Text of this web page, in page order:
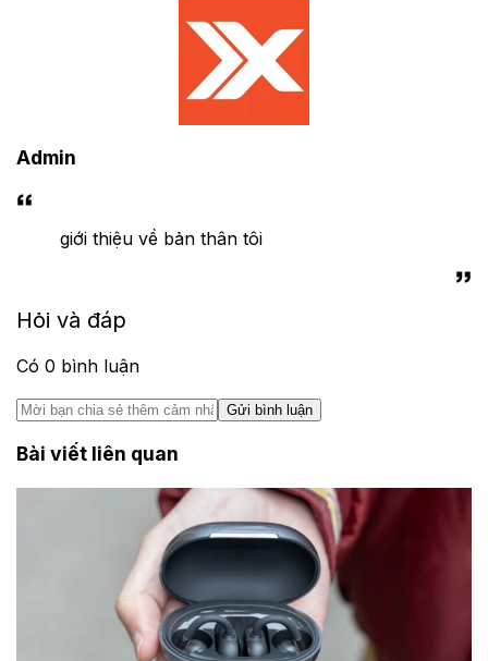
Admin
giới thiệu về bản thân tôi
Hỏi và đáp
Có 0 bình luận
Gửi bình luận
Bài viết liên quan